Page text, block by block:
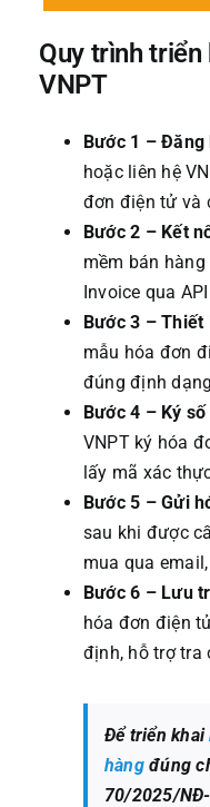
Quy trình
VNPT
Bước 1 – Đăng
hoặc liên hệ
đơn điện tử và
Bước 2 – Kết
mềm bán
Invoice qua
Bước 3 – Thiết
mẫu hóa đơn
đúng định
Bước 4 – Ký
VNPT ký hóa
lấy mã xác
Bước 5 – Gửi
sau khi được
mua qua
Bước 6 – Lưu
hóa đơn điện
định, hỗ trợ tra
Để triển khai
hàngđúng
70/2025/NĐ-